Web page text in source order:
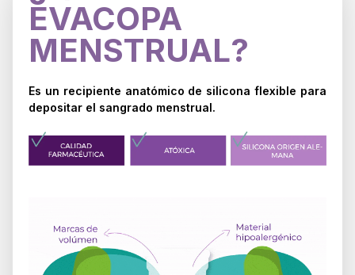
EVACOPA
MENSTRUAL?
Es un recipiente anatómico de silicona flexible para
depositar el sangrado menstrual.